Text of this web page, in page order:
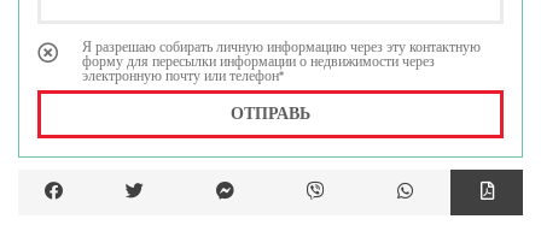
Я разрешаю собирать личную информацию через эту контактную
форму для пересылки информации о недвижимости через
электронную почту или телефон*
ОТПРАВЬ